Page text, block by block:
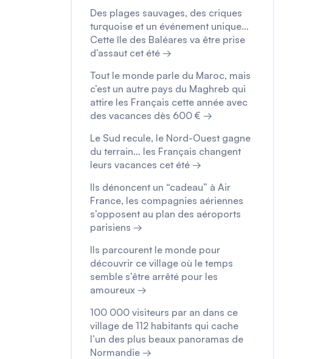
Des plages sauvages, des criques
turquoise et un événement unique…
Cette île des Baléares va être prise
d’assaut cet été →
Tout le monde parle du Maroc, mais
c’est un autre pays du Maghreb qui
attire les Français cette année avec
des vacances dès 600 € →
Le Sud recule, le Nord-Ouest gagne
du terrain… les Français changent
leurs vacances cet été →
Ils dénoncent un “cadeau” à Air
France, les compagnies aériennes
s’opposent au plan des aéroports
parisiens →
Ils parcourent le monde pour
découvrir ce village où le temps
semble s’être arrêté pour les
amoureux →
100 000 visiteurs par an dans ce
village de 112 habitants qui cache
l’un des plus beaux panoramas de
Normandie →